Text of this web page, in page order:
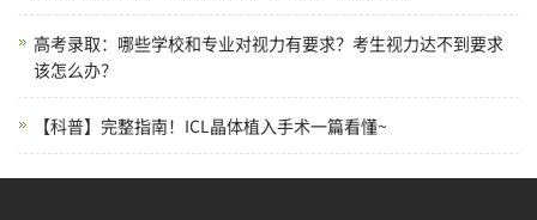
高考录取：哪些学校和专业对视力有要求？考生视力达不到要求
该怎么办？
【科普】完整指南！ICL晶体植入手术一篇看懂~